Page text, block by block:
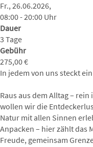
Fr., 26.06.2026,
08:00 - 20:00 Uhr
Dauer
3 Tage
Gebühr
275,00 €
In jedem von uns steckt
Raus aus dem Alltag –
wollen wir die
Natur mit allen Sinnen
Anpacken – hier zählt das
Freude, gemeinsam